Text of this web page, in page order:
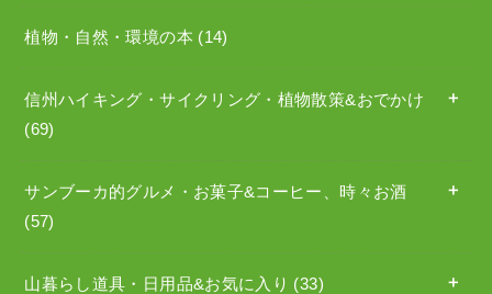
植物・自然・環境の本 (14)
信州ハイキング・サイクリング・植物散策&おでかけ
(69)
サンブーカ的グルメ・お菓子&コーヒー、時々お酒
(57)
山暮らし道具・日用品&お気に入り (33)